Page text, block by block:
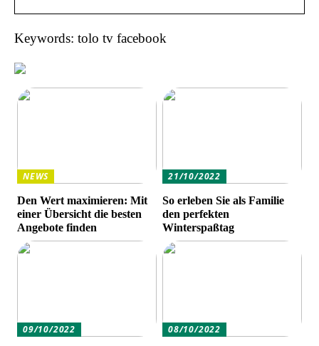
Keywords: tolo tv facebook
NEWS
Den Wert maximieren: Mit
einer Übersicht die besten
Angebote finden
21/10/2022
So erleben Sie als Familie
den perfekten
Winterspaßtag
09/10/2022 08/10/2022